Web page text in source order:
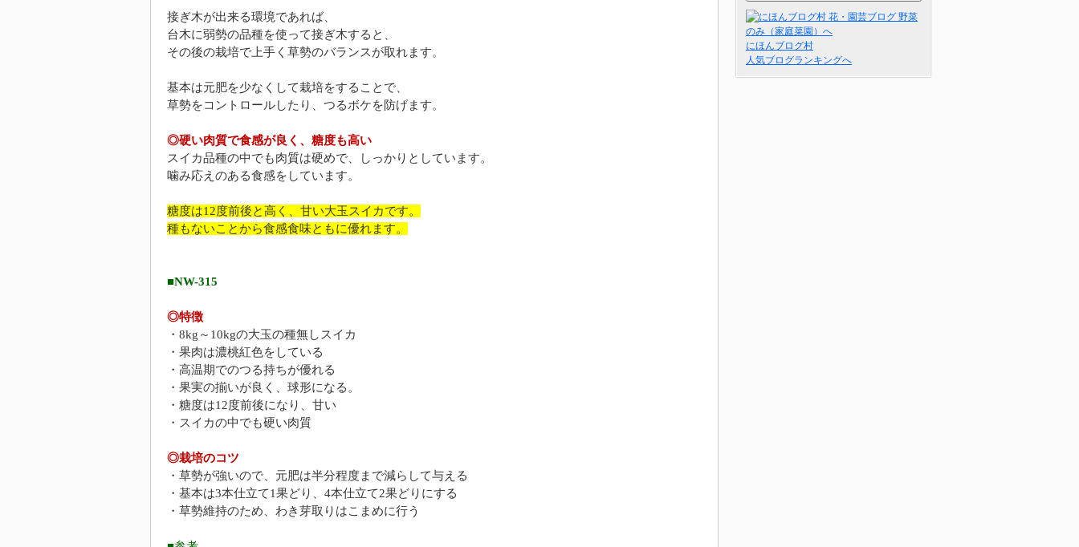
接ぎ木が出来る環境であれば、
台木に弱勢の品種を使って接ぎ木すると、
その後の栽培で上手く草勢のバランスが取れます。
基本は元肥を少なくして栽培をすることで、
草勢をコントロールしたり、つるボケを防げます。
◎硬い肉質で食感が良く、糖度も高い
スイカ品種の中でも肉質は硬めで、しっかりとしています。
噛み応えのある食感をしています。
糖度は12度前後と高く、甘い大玉スイカです。
種もないことから食感食味ともに優れます。
■NW-315
◎特徴
・8kg～10kgの大玉の種無しスイカ
・果肉は濃桃紅色をしている
・高温期でのつる持ちが優れる
・果実の揃いが良く、球形になる。
・糖度は12度前後になり、甘い
・スイカの中でも硬い肉質
◎栽培のコツ
・草勢が強いので、元肥は半分程度まで減らして与える
・基本は3本仕立て1果どり、4本仕立て2果どりにする
・草勢維持のため、わき芽取りはこまめに行う
にほんブログ村
人気ブログランキングへ